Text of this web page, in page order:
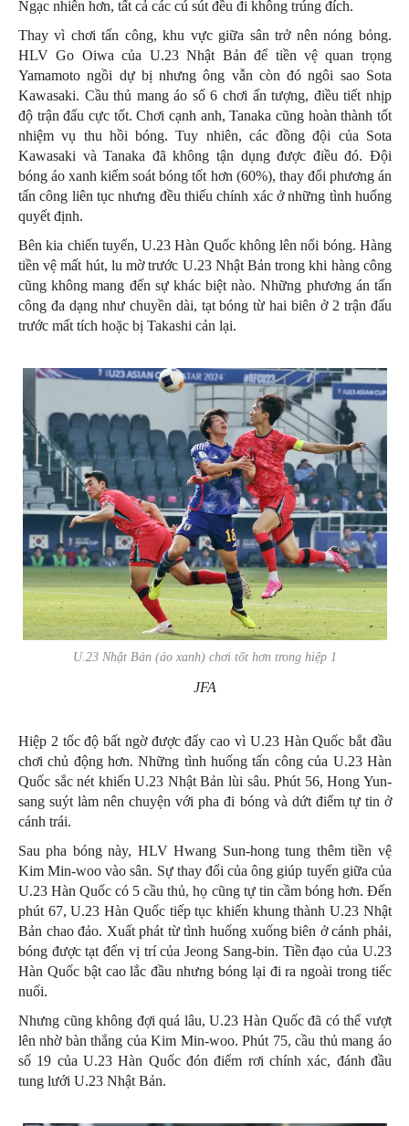
Ngạc nhiên hơn, tất cả các cú sút đều đi không trúng đích.
Thay vì chơi tấn công, khu vực giữa sân trở nên nóng bỏng.
HLV Go Oiwa của U.23 Nhật Bản để tiền vệ quan trọng
Yamamoto ngồi dự bị nhưng ông vẫn còn đó ngôi sao Sota
Kawasaki. Cầu thủ mang áo số 6 chơi ấn tượng, điều tiết nhịp
độ trận đấu cực tốt. Chơi cạnh anh, Tanaka cũng hoàn thành tốt
nhiệm vụ thu hồi bóng. Tuy nhiên, các đồng đội của Sota
Kawasaki và Tanaka đã không tận dụng được điều đó. Đội
bóng áo xanh kiểm soát bóng tốt hơn (60%), thay đổi phương án
tấn công liên tục nhưng đều thiếu chính xác ở những tình huống
quyết định.
Bên kia chiến tuyến, U.23 Hàn Quốc không lên nổi bóng. Hàng
tiền vệ mất hút, lu mờ trước U.23 Nhật Bản trong khi hàng công
cũng không mang đến sự khác biệt nào. Những phương án tấn
công đa dạng như chuyền dài, tạt bóng từ hai biên ở 2 trận đấu
trước mất tích hoặc bị Takashi cản lại.
U.23 Nhật Bản (áo xanh) chơi tốt hơn trong hiệp 1
JFA
Hiệp 2 tốc độ bất ngờ được đẩy cao vì U.23 Hàn Quốc bắt đầu
chơi chủ động hơn. Những tình huống tấn công của U.23 Hàn
Quốc sắc nét khiến U.23 Nhật Bản lùi sâu. Phút 56, Hong Yun-
sang suýt làm nên chuyện với pha đi bóng và dứt điểm tự tin ở
cánh trái.
Sau pha bóng này, HLV Hwang Sun-hong tung thêm tiền vệ
Kim Min-woo vào sân. Sự thay đổi của ông giúp tuyến giữa của
U.23 Hàn Quốc có 5 cầu thủ, họ cũng tự tin cầm bóng hơn. Đến
phút 67, U.23 Hàn Quốc tiếp tục khiến khung thành U.23 Nhật
Bản chao đảo. Xuất phát từ tình huống xuống biên ở cánh phải,
bóng được tạt đến vị trí của Jeong Sang-bin. Tiền đạo của U.23
Hàn Quốc bật cao lắc đầu nhưng bóng lại đi ra ngoài trong tiếc
nuối.
Nhưng cũng không đợi quá lâu, U.23 Hàn Quốc đã có thể vượt
lên nhờ bàn thắng của Kim Min-woo. Phút 75, cầu thủ mang áo
số 19 của U.23 Hàn Quốc đón điểm rơi chính xác, đánh đầu
tung lưới U.23 Nhật Bản.